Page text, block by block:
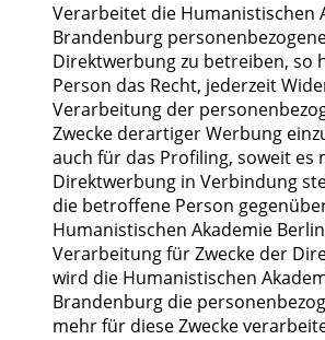
Verarbeitet die Humanistischen
Brandenburg
Direktwerbung zu betreiben, so
Person das Recht, jederzeit
Verarbeitung der
Zwecke derartiger Werbung
auch für das Profiling, soweit es
Direktwerbung in Verbindung
die betroffene Person
Humanistischen Akademie
Verarbeitung für Zwecke der
wird die Humanistischen
Brandenburg die
mehr für diese Zwecke